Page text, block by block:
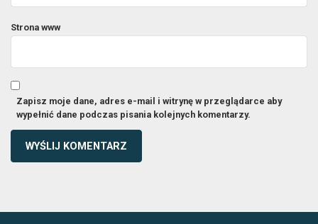
Strona www
Zapisz moje dane, adres e-mail i witrynę w przeglądarce aby
wypełnić dane podczas pisania kolejnych komentarzy.